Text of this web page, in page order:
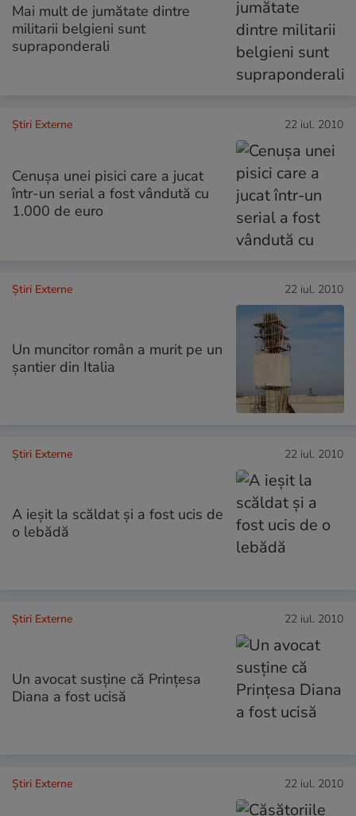
Mai mult de jumătate dintre
militarii belgieni sunt
supraponderali
Știri Externe 22 iul. 2010
Cenuşa unei pisici care a jucat
într-un serial a fost vândută cu
1.000 de euro
Știri Externe 22 iul. 2010
Un muncitor român a murit pe un
şantier din Italia
Știri Externe 22 iul. 2010
A ieşit la scăldat şi a fost ucis de
o lebădă
Știri Externe 22 iul. 2010
Un avocat susţine că Prinţesa
Diana a fost ucisă
Știri Externe 22 iul. 2010